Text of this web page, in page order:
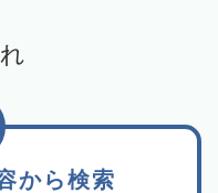
から検索